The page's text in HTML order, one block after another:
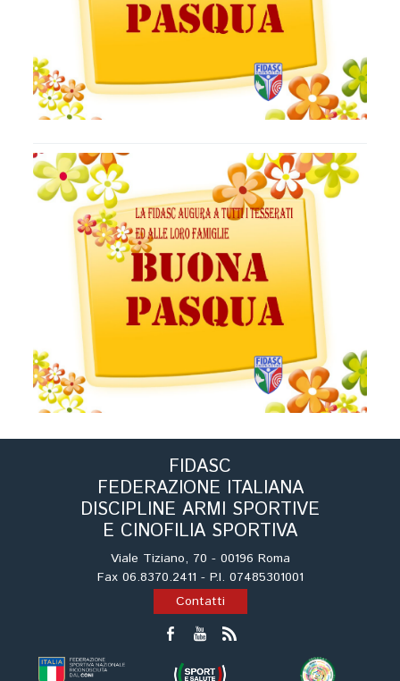
FIDASC
FEDERAZIONE ITALIANA
DISCIPLINE ARMI SPORTIVE
E CINOFILIA SPORTIVA
Viale Tiziano, 70 - 00196 Roma
Fax 06.8370.2411 - P.I. 07485301001
Contatti
Formazione
Organi di Giustizia - Dispositivi
Modelli e moduli
Albo Atleti Cinofili
Guida Locandine Ufficiali
Tiro di Campagna
English e Training Sporting
Tiro a Palla
Tiro con l'arco da caccia
Field Target
Paintball
Softair
Cinofilia Sportiva
Agility
DiscDog
Dog Balance
Dog Trail